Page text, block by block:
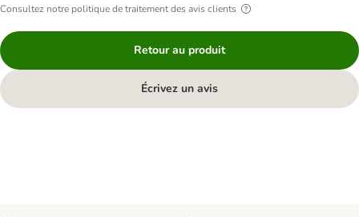
Consultez notre politique de traitement des avis clients
Retour au produit
Écrivez un avis